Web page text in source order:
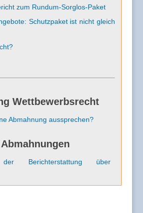
zum Rundum-Sorglos-Paket
Schutzpaket ist nicht gleich
Wettbewerbsrecht
Abmahnung aussprechen?
der Berichterstattung über